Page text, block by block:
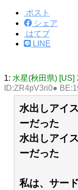
ポスト
シェア
はてブ
LINE
1: 水星(秋田県) [US]
ID:ZR4pV3ri0●
水出しアイ
ーだった
水出しアイ
ーだった
私は、サー